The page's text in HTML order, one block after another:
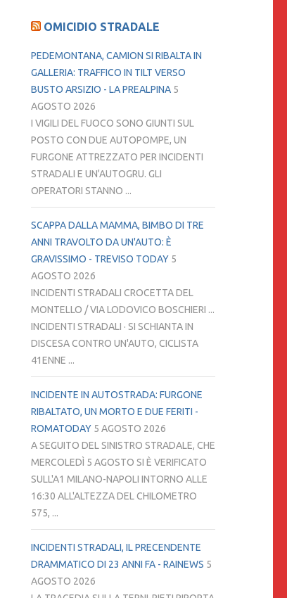
PALLOTTI
RONZULLO:
“TUTTE
QUESTE
STIAMO
PUBBLICARE.
FAREMO
OMICIDIO STRADALE
PEDEMONTANA, CAMION SI RIBALTA IN
GALLERIA: TRAFFICO IN TILT VERSO
BUSTO ARSIZIO - LA PREALPINA 5
AGOSTO 2026
I VIGILI DEL FUOCO SONO GIUNTI SUL
POSTO CON DUE AUTOPOMPE, UN
FURGONE ATTREZZATO PER INCIDENTI
STRADALI E UN'AUTOGRU. GLI
OPERATORI STANNO ...
SCAPPA DALLA MAMMA, BIMBO DI TRE
ANNI TRAVOLTO DA UN'AUTO: È
GRAVISSIMO - TREVISO TODAY 5
AGOSTO 2026
INCIDENTI STRADALI CROCETTA DEL
MONTELLO / VIA LODOVICO BOSCHIERI ...
INCIDENTI STRADALI · SI SCHIANTA IN
DISCESA CONTRO UN'AUTO, CICLISTA
41ENNE ...
INCIDENTE IN AUTOSTRADA: FURGONE
RIBALTATO, UN MORTO E DUE FERITI -
ROMATODAY 5 AGOSTO 2026
A SEGUITO DEL SINISTRO STRADALE, CHE
MERCOLEDÌ 5 AGOSTO SI È VERIFICATO
SULL'A1 MILANO-NAPOLI INTORNO ALLE
16:30 ALL'ALTEZZA DEL CHILOMETRO
575, ...
INCIDENTI STRADALI, IL PRECENDENTE
DRAMMATICO DI 23 ANNI FA - RAINEWS 5
AGOSTO 2026